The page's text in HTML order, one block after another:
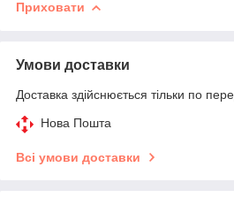
Приховати
Умови доставки
Доставка здійснюється тільки по
Нова Пошта
Всі умови доставки